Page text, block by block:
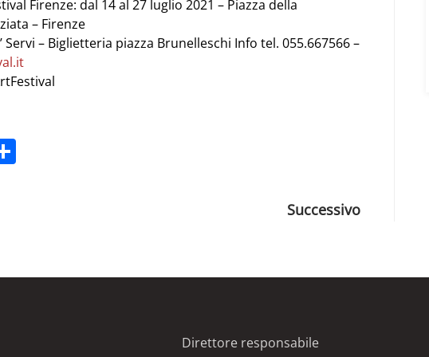
Firenze: dal 14 al 27 luglio 2021 – Piazza della
– Firenze
Servi – Biglietteria piazza Brunelleschi Info tel. 055.667566 –
Successivo
Direttore responsabile